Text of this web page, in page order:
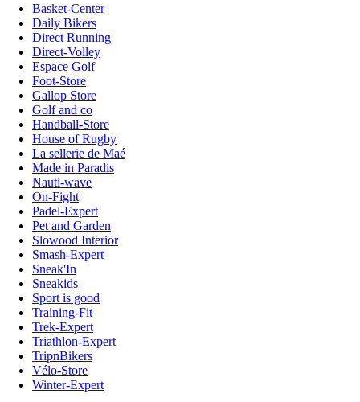
Basket-Center
Daily Bikers
Direct Running
Direct-Volley
Espace Golf
Foot-Store
Gallop Store
Golf and co
Handball-Store
House of Rugby
La sellerie de Maé
Made in Paradis
Nauti-wave
On-Fight
Padel-Expert
Pet and Garden
Slowood Interior
Smash-Expert
Sneak'In
Sneakids
Sport is good
Training-Fit
Trek-Expert
Triathlon-Expert
TripnBikers
Vélo-Store
Winter-Expert